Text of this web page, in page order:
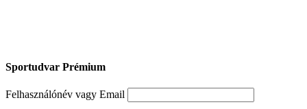
Sportudvar Prémium
Felhasználónév vagy Email